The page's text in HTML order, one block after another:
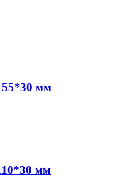
мм
мм